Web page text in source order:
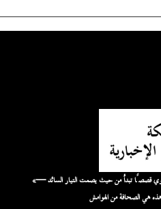
«نحن نُضخّم الأصوات التي لها قيمة، ونروي قصصًا تبدأ من حيث يصمت التيار السائد —